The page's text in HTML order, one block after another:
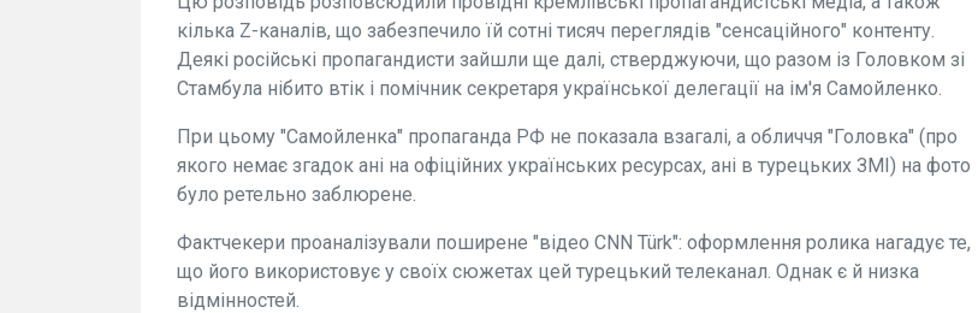
кілька Z-каналів, що забезпечило їй сотні тисяч переглядів "сенсаційного" контенту.
Деякі російські пропагандисти зайшли ще далі, стверджуючи, що разом із Головком зі
Стамбула нібито втік і помічник секретаря української делегації на ім'я Самойленко.
При цьому "Самойленка" пропаганда РФ не показала взагалі, а обличчя "Головка" (про
якого немає згадок ані на офіційних українських ресурсах, ані в турецьких ЗМІ) на фото
було ретельно заблюрене.
Фактчекери проаналізували поширене "відео CNN Türk": оформлення ролика нагадує те,
що його використовує у своїх сюжетах цей турецький телеканал. Однак є й низка
відмінностей.